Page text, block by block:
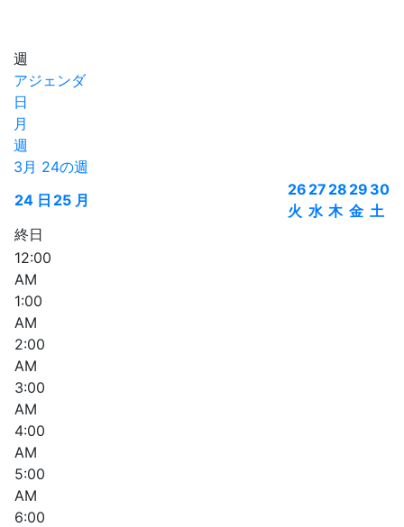
週
アジェンダ
日
月
週
3月 24の週
24 日 25 月
26
火
27
水
28
木
29
金
30
土
終日
12:00
AM
1:00
AM
2:00
AM
3:00
AM
4:00
AM
5:00
AM
6:00